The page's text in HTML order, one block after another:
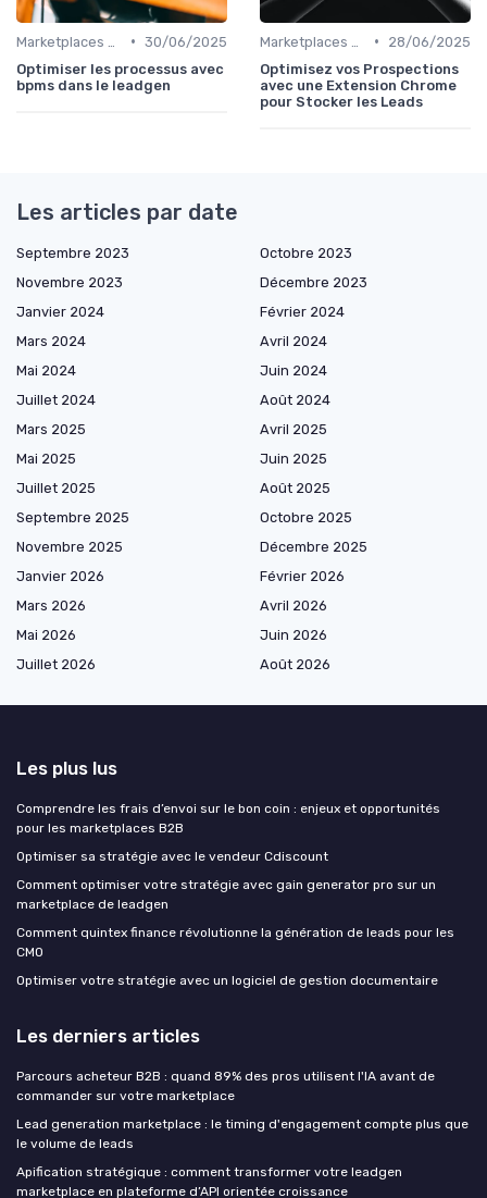
• 30/06/2025
Optimiser les processus avec
bpms dans le leadgen
•
28/06/2025
Optimisez vos Prospections
avec une Extension Chrome
pour Stocker les Leads
Les articles par date
Septembre 2023
Octobre 2023
Novembre 2023
Décembre 2023
Janvier 2024
Février 2024
Mars 2024
Avril 2024
Mai 2024
Juin 2024
Juillet 2024
Août 2024
Mars 2025
Avril 2025
Mai 2025
Juin 2025
Juillet 2025
Août 2025
Septembre 2025
Octobre 2025
Novembre 2025
Décembre 2025
Janvier 2026
Février 2026
Mars 2026
Avril 2026
Mai 2026
Juin 2026
Juillet 2026
Août 2026
Les plus lus
Comprendre les frais d’envoi sur le bon coin : enjeux et opportunités
pour les marketplaces B2B
Optimiser sa stratégie avec le vendeur Cdiscount
Comment optimiser votre stratégie avec gain generator pro sur un
marketplace de leadgen
Comment quintex finance révolutionne la génération de leads pour les
CMO
Optimiser votre stratégie avec un logiciel de gestion documentaire
Les derniers articles
Parcours acheteur B2B : quand 89% des pros utilisent l'IA avant de
commander sur votre marketplace
Lead generation marketplace : le timing d'engagement compte plus que
le volume de leads
Apification stratégique : comment transformer votre leadgen
marketplace en plateforme d’API orientée croissance